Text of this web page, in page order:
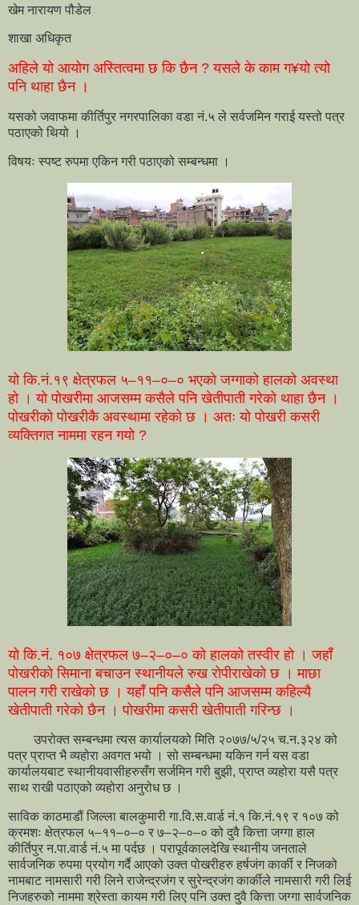
खेम नारायण पौडेल
शाखा अधिकृत
अहिले यो आयोग अस्तित्वमा छ कि छैन ? यसले के काम ग¥यो त्यो
पनि थाहा छैन ।
यसको जवाफमा कीर्तिपुर नगरपालिका वडा नं.५ ले सर्वजमिन गराई यस्तो पत्र
पठाएको थियो ।
विषयः स्पष्ट रुपमा एकिन गरी पठाएको सम्बन्धमा ।
यो कि.नं.१९ क्षेत्रफल ५–११–०–० भएको जग्गाको हालको अवस्था
हो । यो पोखरीमा आजसम्म कसैले पनि खेतीपाती गरेको थाहा छैन ।
पोखरीको पोखरीकै अवस्थामा रहेको छ । अतः यो पोखरी कसरी
व्यक्तिगत नाममा रहन गयो ?
यो कि.नं. १०७ क्षेत्रफल ७–२–०–० को हालको तस्वीर हो । जहाँ
पोखरीको सिमाना बचाउन स्थानीयले रुख रोपीराखेको छ । माछा
पालन गरी राखेको छ । यहाँ पनि कसैले पनि आजसम्म कहिल्यै
खेतीपाती गरेको छैन । पोखरीमा कसरी खेतीपाती गरिन्छ ।
उपरोक्त सम्बन्धमा त्यस कार्यालयको मिति २०७७/५/२५ च.न.३२४ को
पत्र प्राप्त भै व्यहोरा अवगत भयो । सो सम्बन्धमा यकिन गर्न यस वडा
कार्यालयबाट स्थानीयवासीहरुसँग सर्जमिन गरी बुझी, प्राप्त व्यहोरा यसै पत्र
साथ राखी पठाएको व्यहोरा अनुरोध छ ।
साविक काठमाडौं जिल्ला बालकुमारी गा.वि.स.वार्ड नं.१ कि.नं.१९ र १०७ को
क्रमशः क्षेत्रफल ५–११–०–० र ७–२–०–० को दुवै कित्ता जग्गा हाल
कीर्तिपुर न.पा.वार्ड नं.५ मा पर्दछ । परापूर्वकालदेखि स्थानीय जनताले
सार्वजनिक रुपमा प्रयोग गर्दै आएको उक्त पोखरीहरु हर्षजंग कार्की र निजको
नामबाट नामसारी गरी लिने राजेन्द्रजंग र सुरेन्द्रजंग कार्कीले नामसारी गरी लिई
निजहरुको नाममा श्रेस्ता कायम गरी लिए पनि उक्त दुवै कित्ता जग्गा सार्वजनिक